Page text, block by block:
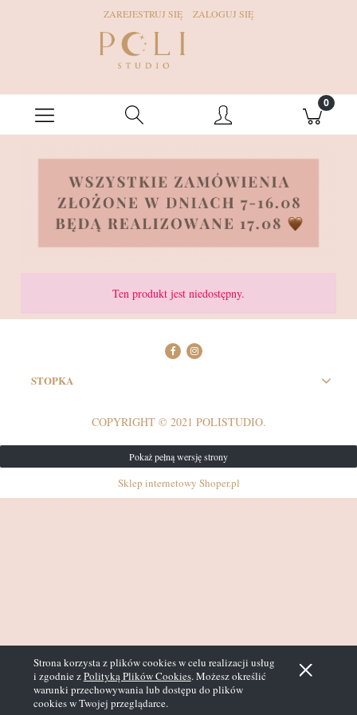
Strona korzysta z plików cookies w celu realizacji usług
i zgodnie zPolityką Plików Cookies. Możesz określić
warunki przechowywania lub dostępu do plików
cookies w Twojej przeglądarce.
ZAREJESTRUJ SIĘ ZALOGUJ SIĘ
Ten produkt jest niedostępny.
STOPKA
COPYRIGHT © 2021 POLISTUDIO.
Pokaż pełną wersję strony
Sklep internetowy Shoper.pl